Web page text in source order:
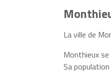
La ville de
Monthieux
Sa